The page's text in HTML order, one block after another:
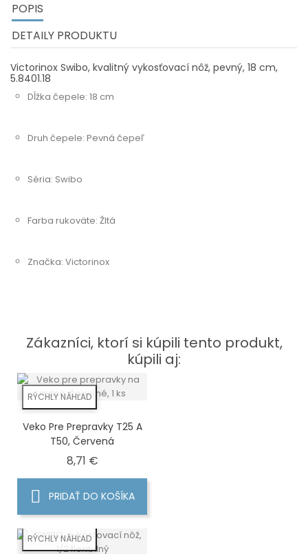
POPIS
DETAILY PRODUKTU
Victorinox Swibo, kvalitný vykosťovací nôž, pevný, 18 cm,
5.8401.18
Dĺžka čepele: 18 cm
Druh čepele: Pevná čepeľ
Séria: Swibo
Farba rukoväte: Žltá
Značka: Victorinox
Zákazníci, ktorí si kúpili tento produkt,
kúpili aj:
RÝCHLY NÁHĽAD
Veko Pre Prepravky T25 A
T50, Červená
8,71 €Cena
PRIDAŤ DO KOŠÍKA
RÝCHLY NÁHĽAD